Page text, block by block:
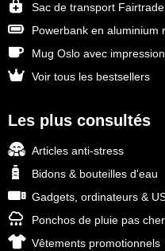
Sac de transport Fairtrade
Powerbank en aluminium
Mug Oslo avec
Voir tous les bestsellers
Les plus consultés
Articles anti-stress
Bidons & bouteilles d'eau
Gadgets, ordinateurs &
Ponchos de pluie pas
Vêtements promotionnels